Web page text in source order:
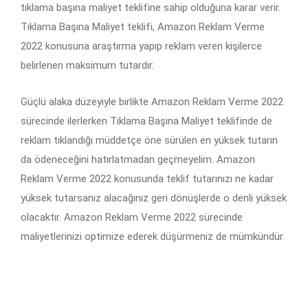
tıklama başına maliyet teklifine sahip olduğuna karar verir.
Tıklama Başına Maliyet teklifi, Amazon Reklam Verme
2022 konusuna araştırma yapıp reklam veren kişilerce
belirlenen maksimum tutardır.
Güçlü alaka düzeyiyle birlikte Amazon Reklam Verme 2022
sürecinde ilerlerken Tıklama Başına Maliyet teklifinde de
reklam tıklandığı müddetçe öne sürülen en yüksek tutarın
da ödeneceğini hatırlatmadan geçmeyelim. Amazon
Reklam Verme 2022 konusunda teklif tutarınızı ne kadar
yüksek tutarsanız alacağınız geri dönüşlerde o denli yüksek
olacaktır. Amazon Reklam Verme 2022 sürecinde
maliyetlerinizi optimize ederek düşürmeniz de mümkündür.